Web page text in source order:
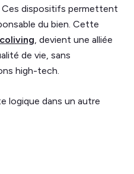
dispositifs permettent
du bien. Cette
, devient une alliée
de vie, sans
high-tech.
logique dans un autre